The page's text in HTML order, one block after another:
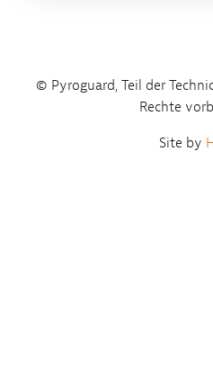
© Pyroguard, Teil der
Rechte
Site by